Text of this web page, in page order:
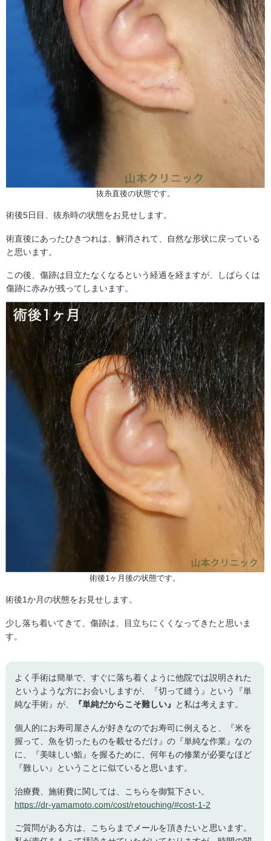
抜糸直後の状態です。
術後5日目、抜糸時の状態をお見せします。
術直後にあったひきつれは、解消されて、自然な形状に戻っている
と思います。
この後、傷跡は目立たなくなるという経過を経ますが、しばらくは
傷跡に赤みが残ってしまいます。
術後1ヶ月後の状態です。
術後1か月の状態をお見せします。
少し落ち着いてきて、傷跡は、目立ちにくくなってきたと思いま
す。
よく手術は簡単で、すぐに落ち着くように他院では説明された
というような方にお会いしますが、『切って縫う』という『単
純な手術』が、 『単純だからこそ難しい』 と私は考えます。
個人的にお寿司屋さんが好きなのでお寿司に例えると、『米を
握って、魚を切ったものを載せるだけ』の『単純な作業』なの
に、『美味しい鮨』を握るために、何年もの修業が必要なほど
『難しい』ということに似ていると思います。
治療費、施術費に関しては、こちらを御覧下さい。
https://dr-yamamoto.com/cost/retouching/#cost-1-2
ご質問がある方は、こちらまでメールを頂きたいと思います。